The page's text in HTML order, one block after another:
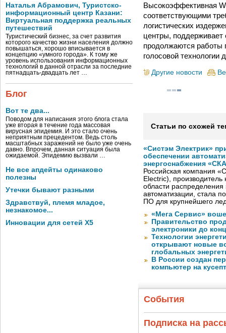
Наталья Абрамович, Туристско-
информационный центр Казани:
Виртуальная поддержка реальных
путешествий
Туристический бизнес, за счет развития
которого качество жизни населения должно
повышаться, хорошо вписывается в
концепцию «умного города». К тому же
уровень использования информационных
технологий в данной отрасли за последние
пятнадцать-двадцать лет …
Блог
Вот те два...
Поводом для написания этого блога стала
уже вторая в течение года массовая
вирусная эпидемия. И это стало очень
неприятным прецедентом. Ведь столь
масштабных заражений не было уже очень
давно. Впрочем, данная ситуация была
ожидаемой. Эпидемию вызвали …
Не все апдейты одинаково
полезны
Утечки бывают разными
Здравствуй, племя младое,
незнакомое...
Инновации для сетей X5
Высокоэффективная
соответствующими
логистических
центры, поддерживает
продолжаются работы
голосовой
Другие новости
Статьи по схожей
«Систэм Электрик»
обеспечении
энергоснабжения
Российская компания
Electric),
области распределения
автоматизации, стала
ПО для крупнейшего
«Мега Сервис»
Правительство
электроники до
Технологии
открывают новые
глобальных
В России создан
компьютер на
События
Подписка на